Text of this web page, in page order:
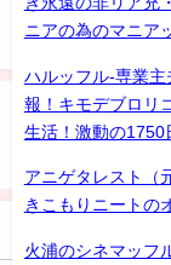
ニアの為のマニア
ハルッフル-専業主
報！キモデブロリ
生活！激動の1750
アニゲタレスト
きこもりニートの
火浦のシネマッフ